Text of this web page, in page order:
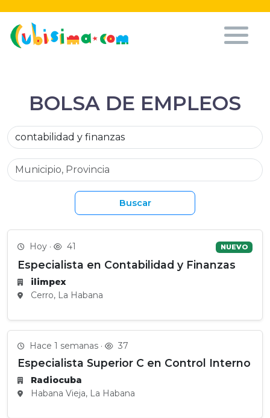
BOLSA DE EMPLEOS
Buscar
Hoy · 41 NUEVO
Especialista en Contabilidad y Finanzas
ilimpex
Cerro, La Habana
Hace 1 semanas · 37
Especialista Superior C en Control Interno
Radiocuba
Habana Vieja, La Habana